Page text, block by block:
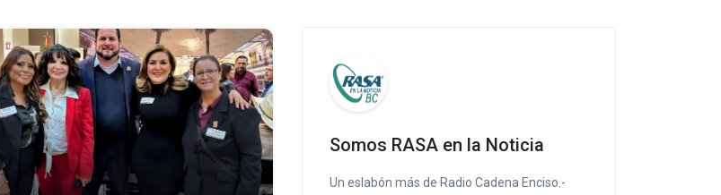
Somos RASA en la Noticia
Un eslabón más de Radio Cadena Enciso.-